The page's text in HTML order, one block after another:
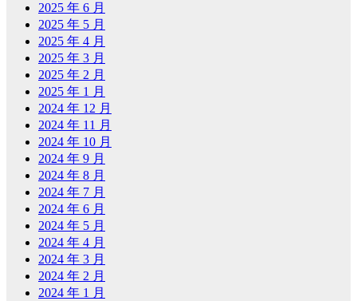
2025 年 6 月
2025 年 5 月
2025 年 4 月
2025 年 3 月
2025 年 2 月
2025 年 1 月
2024 年 12 月
2024 年 11 月
2024 年 10 月
2024 年 9 月
2024 年 8 月
2024 年 7 月
2024 年 6 月
2024 年 5 月
2024 年 4 月
2024 年 3 月
2024 年 2 月
2024 年 1 月